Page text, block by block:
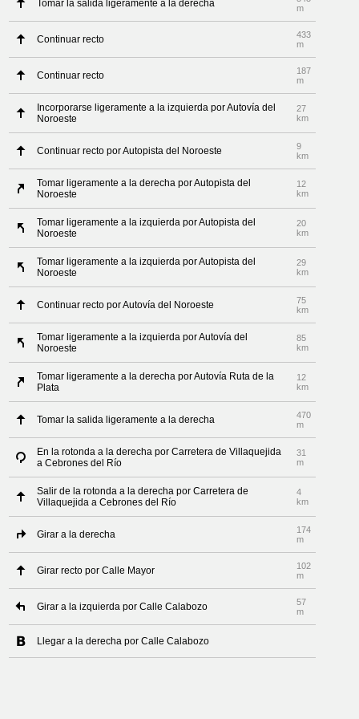
Tomar la salida ligeramente a la derecha
m
Continuar recto
433
m
Continuar recto
187
m
Incorporarse ligeramente a la izquierda por Autovía del
Noroeste
27
km
Continuar recto por Autopista del Noroeste
9
km
Tomar ligeramente a la derecha por Autopista del
Noroeste
12
km
Tomar ligeramente a la izquierda por Autopista del
Noroeste
20
km
Tomar ligeramente a la izquierda por Autopista del
Noroeste
29
km
Continuar recto por Autovía del Noroeste
75
km
Tomar ligeramente a la izquierda por Autovía del
Noroeste
85
km
Tomar ligeramente a la derecha por Autovía Ruta de la
Plata
12
km
Tomar la salida ligeramente a la derecha
470
m
En la rotonda a la derecha por Carretera de Villaquejida
a Cebrones del Río
31
m
Salir de la rotonda a la derecha por Carretera de
Villaquejida a Cebrones del Río
4
km
Girar a la derecha
174
m
Girar recto por Calle Mayor
102
m
Girar a la izquierda por Calle Calabozo
57
m
Llegar a la derecha por Calle Calabozo